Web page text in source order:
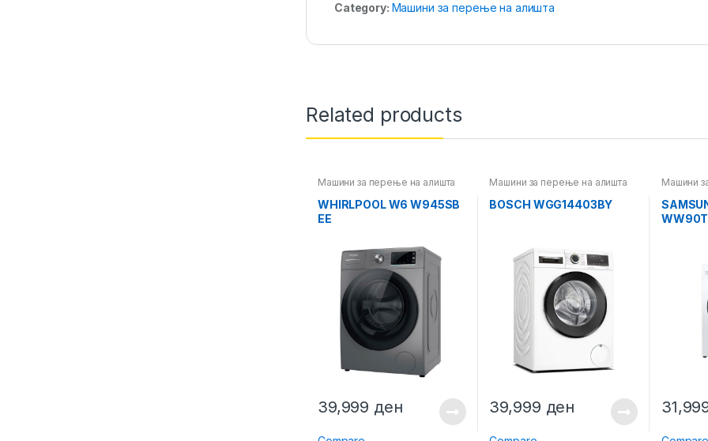
Category: Машини за перење на алишта
Related products
Машини за перење на алишта
WHIRLPOOL W6 W945SB
EE
39,999 ден
Машини за перење на алишта
BOSCH WGG14403BY
39,999 ден
Машини